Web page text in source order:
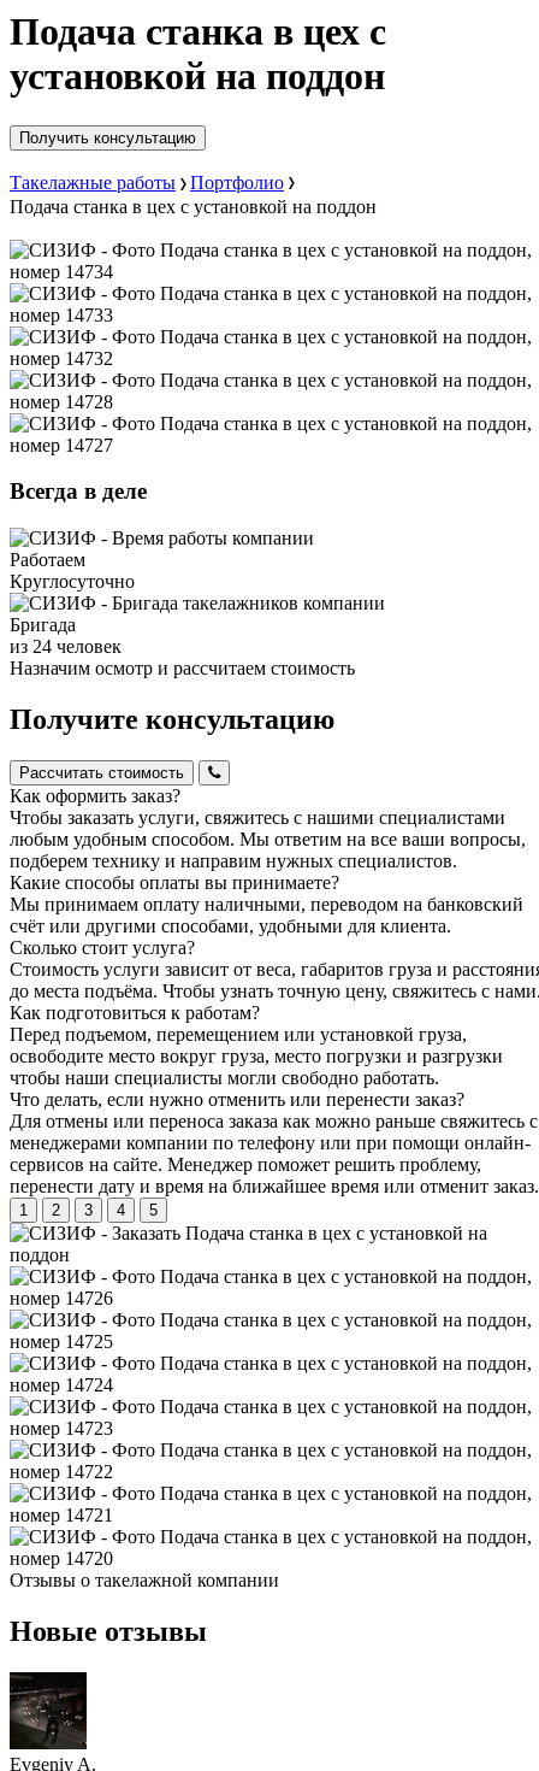
Подача станка в цех с
установкой на поддон
Получить консультацию
Такелажные работы
Портфолио
Подача станка в цех с установкой на поддон
Всегда в деле
Работаем
Круглосуточно
Бригада
из 24 человек
Назначим осмотр и рассчитаем стоимость
Получите консультацию
Рассчитать стоимость
Как оформить заказ?
Чтобы заказать услуги, свяжитесь с нашими специалистами
любым удобным способом. Мы ответим на все ваши вопросы,
подберем технику и направим нужных специалистов.
Какие способы оплаты вы принимаете?
Мы принимаем оплату наличными, переводом на банковский
счёт или другими способами, удобными для клиента.
Сколько стоит услуга?
Стоимость услуги зависит от веса, габаритов груза и
до места подъёма. Чтобы узнать точную цену, свяжитесь с
Как подготовиться к работам?
Перед подъемом, перемещением или установкой груза,
освободите место вокруг груза, место погрузки и разгрузки
чтобы наши специалисты могли свободно работать.
Что делать, если нужно отменить или перенести заказ?
Для отмены или переноса заказа как можно раньше свяжитесь с
менеджерами компании по телефону или при помощи онлайн-
сервисов на сайте. Менеджер поможет решить проблему,
перенести дату и время на ближайшее время или отменит заказ.
1 2 3 4 5
Отзывы о такелажной компании
Новые отзывы
Evgeniy A.